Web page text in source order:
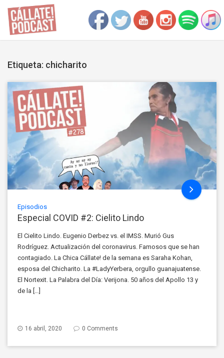
Etiqueta: chicharito
Episodios
Especial COVID #2: Cielito Lindo
El Cielito Lindo. Eugenio Derbez vs. el IMSS. Murió Gus
Rodríguez. Actualización del coronavirus. Famosos que se han
contagiado. La Chica Cállate! de la semana es Saraha Kohan,
esposa del Chicharito. La #LadyYerbera, orgullo guanajuatense.
El Nortexit. La Palabra del Día: Verijona. 50 años del Apollo 13 y
de la […]
16 abril, 2020 0 Comments